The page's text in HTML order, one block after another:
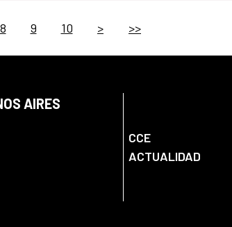
8 9 10 > >>
AIRES
CCE
ACTUALIDAD